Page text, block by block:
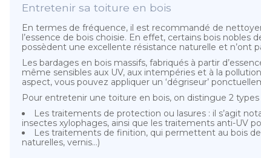
Entretenir sa toiture en bois
En termes de fréquence, il est recommandé de
l’essence de bois choisie. En effet, certains bois
possèdent une excellente résistance naturelle et n’ont
Les bardages en bois massifs, fabriqués à partir
même sensibles aux UV, aux intempéries et à la
aspect, vous pouvez appliquer un ‘dégriseur’
Pour entretenir une toiture en bois, on distingue 2
Les traitements de protection ou lasures : il s’agit
insectes xylophages, ainsi que les traitements anti-UV
Les traitements de finition, qui permettent au bois
naturelles, vernis…)